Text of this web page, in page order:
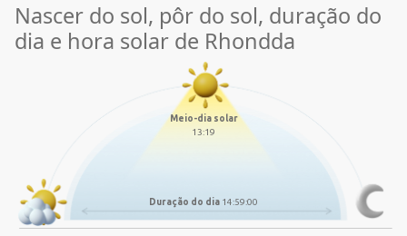
Nascer do sol, pôr do sol, duração do
dia e hora solar de Rhondda
Meio-dia solar
13:19
Duração do dia 14:59:00